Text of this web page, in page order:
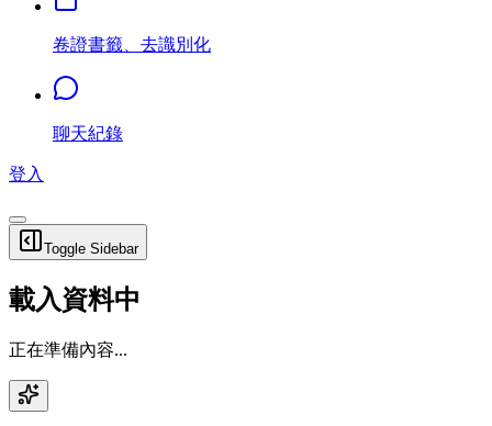
卷證書籤、去識別化
聊天紀錄
登入
Toggle Sidebar
載入資料中
正在準備內容...